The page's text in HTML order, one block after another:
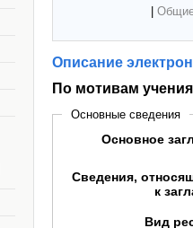
Описание
По мотивам
Основные сведения
Основное
Сведения,
к
Вид